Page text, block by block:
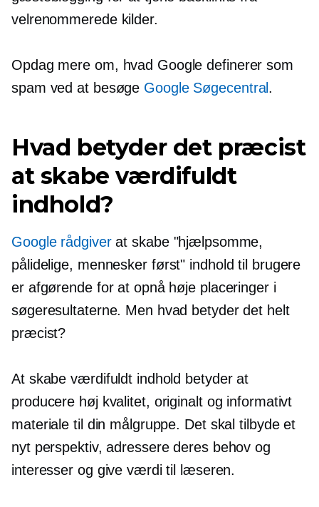
velrenommerede kilder.
Opdag mere om, hvad Google definerer som
spam ved at besøge Google Søgecentral.
Hvad betyder det præcist
at skabe værdifuldt
indhold?
Google rådgiverat skabe "hjælpsomme,
pålidelige, mennesker først" indhold til brugere
er afgørende for at opnå høje placeringer i
søgeresultaterne. Men hvad betyder det helt
præcist?
At skabe værdifuldt indhold betyder at
producere høj kvalitet, originalt og informativt
materiale til din målgruppe. Det skal tilbyde et
nyt perspektiv, adressere deres behov og
interesser og give værdi til læseren.